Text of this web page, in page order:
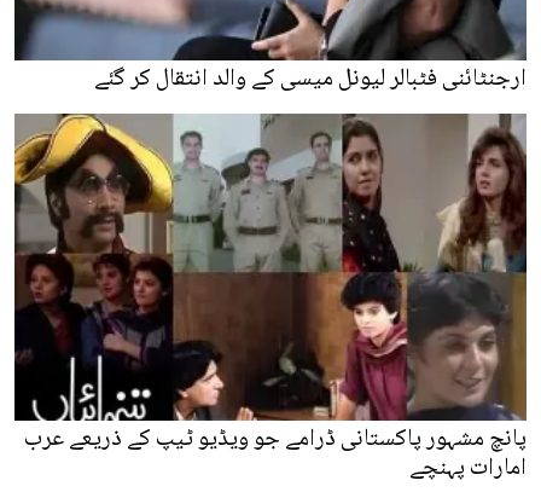
ارجنٹائنی فٹبالر لیونل میسی کے والد انتقال کر گئے
پانچ مشہور پاکستانی ڈرامے جو ویڈیو ٹیپ کے ذریعے عرب
امارات پہنچے